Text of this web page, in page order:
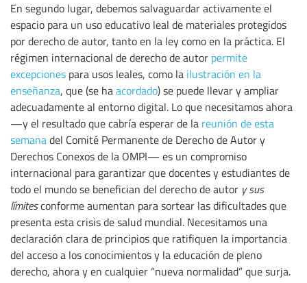
En segundo lugar, debemos salvaguardar activamente el
espacio para un uso educativo leal de materiales protegidos
por derecho de autor, tanto en la ley como en la práctica. El
régimen internacional de derecho de autor permite
excepciones para usos leales, como la ilustración en la
enseñanza, que (se haacordado) se puede llevar y ampliar
adecuadamente al entorno digital. Lo que necesitamos ahora
—y el resultado que cabría esperar de la reunión de esta
semanadel Comité Permanente de Derecho de Autor y
Derechos Conexos de la OMPI— es un compromiso
internacional para garantizar que docentes y estudiantes de
todo el mundo se benefician del derecho de autor y sus
límitesconforme aumentan para sortear las dificultades que
presenta esta crisis de salud mundial. Necesitamos una
declaración clara de principios que ratifiquen la importancia
del acceso a los conocimientos y la educación de pleno
derecho, ahora y en cualquier “nueva normalidad” que surja.